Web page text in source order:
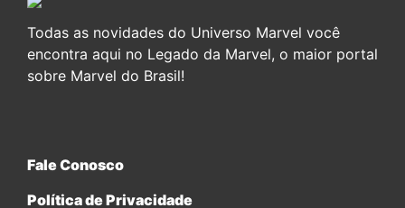
Todas as novidades do Universo Marvel você
encontra aqui no Legado da Marvel, o maior portal
sobre Marvel do Brasil!
Fale Conosco
Política de Privacidade